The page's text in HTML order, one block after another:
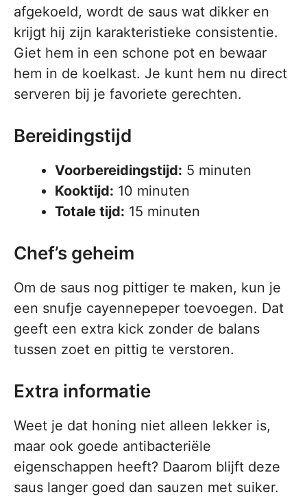
afgekoeld, wordt de saus wat dikker en
krijgt hij zijn karakteristieke consistentie.
Giet hem in een schone pot en bewaar
hem in de koelkast. Je kunt hem nu direct
serveren bij je favoriete gerechten.
Bereidingstijd
Voorbereidingstijd: 5 minuten
Kooktijd: 10 minuten
Totale tijd: 15 minuten
Chef’s geheim
Om de saus nog pittiger te maken, kun je
een snufje cayennepeper toevoegen. Dat
geeft een extra kick zonder de balans
tussen zoet en pittig te verstoren.
Extra informatie
Weet je dat honing niet alleen lekker is,
maar ook goede antibacteriële
eigenschappen heeft? Daarom blijft deze
saus langer goed dan sauzen met suiker.